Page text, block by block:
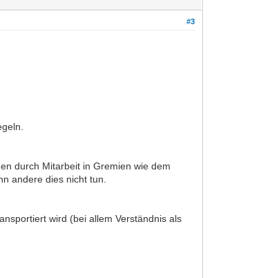
#3
durch Mitarbeit in Gremien wie dem
andere dies nicht tun.
wird (bei allem Verständnis als